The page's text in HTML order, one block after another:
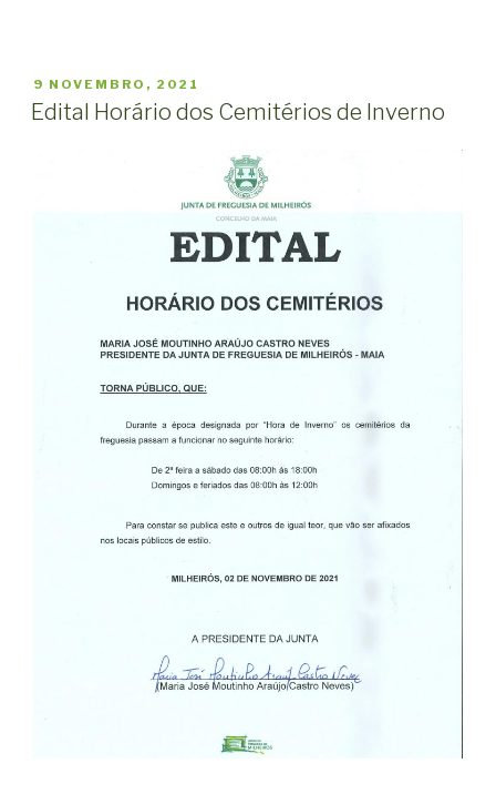
PUBLICADO
EM
9 NOVEMBRO, 2021
Edital Horário dos Cemitérios de Inverno